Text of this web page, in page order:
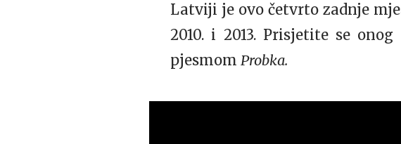
Latviji je ovo četvrto zadnje
2010. i 2013. Prisjetite se
pjesmom Probka.